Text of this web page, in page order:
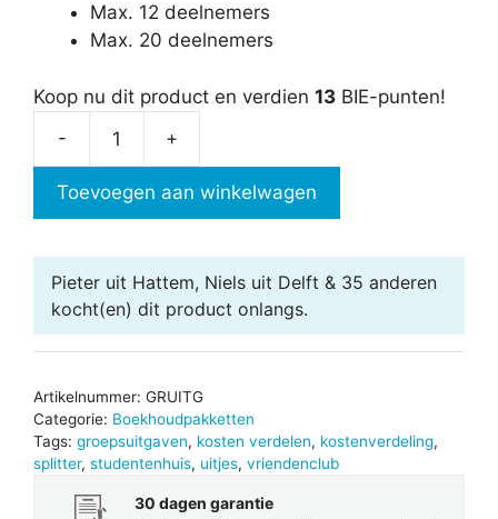
Max. 12 deelnemers
Max. 20 deelnemers
Koop nu dit product en verdien 13 BIE-punten!
-
Excel
+
Toevoegen aan winkelwagen
Pieter uit Hattem, Niels uit Delft & 35 anderen
kocht(en) dit product onlangs.
Artikelnummer: GRUITG
Categorie: Boekhoudpakketten
Tags: groepsuitgaven, kosten verdelen, kostenverdeling,
splitter, studentenhuis, uitjes, vriendenclub
30 dagen garantie